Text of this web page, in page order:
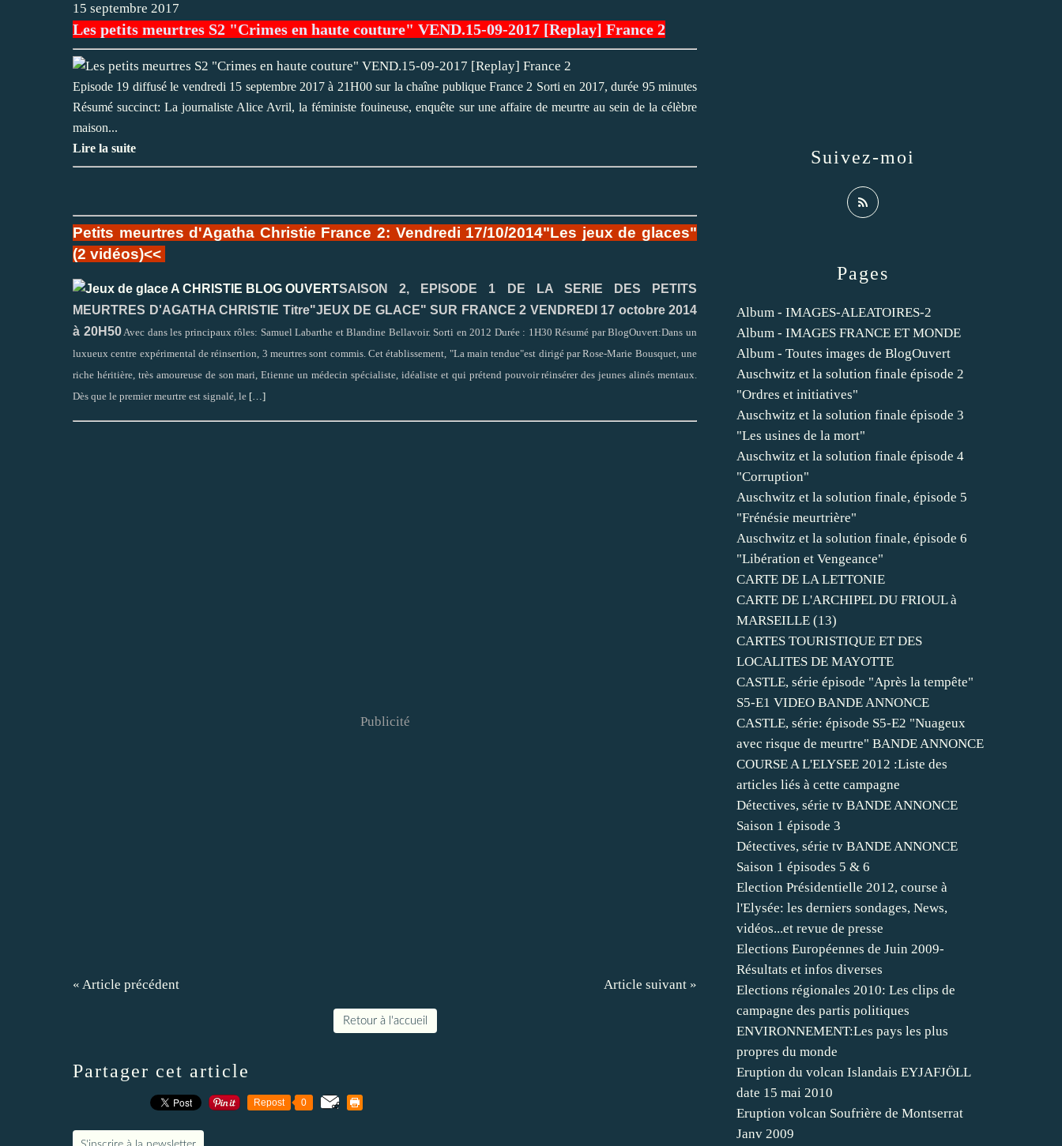
15 septembre 2017
Les petits meurtres S2 "Crimes en haute couture" VEND.15-09-2017 [Replay] France 2
Episode 19 diffusé le vendredi 15 septembre 2017 à 21H00 sur la chaîne publique France 2 Sorti en 2017, durée 95 minutes
Résumé succinct: La journaliste Alice Avril, la féministe fouineuse, enquête sur une affaire de meurtre au sein de la célèbre
maison...
Lire la suite
Petits meurtres d'Agatha Christie France 2: Vendredi 17/10/2014"Les jeux de glaces"
(2 vidéos)<<
SAISON 2, EPISODE 1 DE LA SERIE DES PETITS
MEURTRES D'AGATHA CHRISTIE Titre"JEUX DE GLACE" SUR FRANCE 2 VENDREDI 17 octobre 2014
à 20H50Avec dans les principaux rôles: Samuel Labarthe et Blandine Bellavoir. Sorti en 2012 Durée : 1H30 Résumé par BlogOuvert:Dans un
luxueux centre expérimental de réinsertion, 3 meurtres sont commis. Cet établissement, "La main tendue"est dirigé par Rose-Marie Bousquet, une
riche héritière, très amoureuse de son mari, Etienne un médecin spécialiste, idéaliste et qui prétend pouvoir réinsérer des jeunes alinés mentaux.
Dès que le premier meurtre est signalé, le […]
Publicité
« Article précédent Article suivant »
Retour à l'accueil
Partager cet article
Repost 0
Pages
Album - IMAGES-ALEATOIRES-2
Album - IMAGES FRANCE ET MONDE
Album - Toutes images de BlogOuvert
Auschwitz et la solution finale épisode 2
"Ordres et initiatives"
Auschwitz et la solution finale épisode 3
"Les usines de la mort"
Auschwitz et la solution finale épisode 4
"Corruption"
Auschwitz et la solution finale, épisode 5
"Frénésie meurtrière"
Auschwitz et la solution finale, épisode 6
"Libération et Vengeance"
CARTE DE LA LETTONIE
CARTE DE L'ARCHIPEL DU FRIOUL à
MARSEILLE (13)
CARTES TOURISTIQUE ET DES
LOCALITES DE MAYOTTE
CASTLE, série épisode "Après la tempête"
S5-E1 VIDEO BANDE ANNONCE
CASTLE, série: épisode S5-E2 "Nuageux
avec risque de meurtre" BANDE ANNONCE
COURSE A L'ELYSEE 2012 :Liste des
articles liés à cette campagne
Détectives, série tv BANDE ANNONCE
Saison 1 épisode 3
Détectives, série tv BANDE ANNONCE
Saison 1 épisodes 5 & 6
Election Présidentielle 2012, course à
l'Elysée: les derniers sondages, News,
vidéos...et revue de presse
Elections Européennes de Juin 2009-
Résultats et infos diverses
Elections régionales 2010: Les clips de
campagne des partis politiques
ENVIRONNEMENT:Les pays les plus
propres du monde
Eruption du volcan Islandais EYJAFJÖLL
date 15 mai 2010
Eruption volcan Soufrière de Montserrat
Janv 2009
Suivez-moi